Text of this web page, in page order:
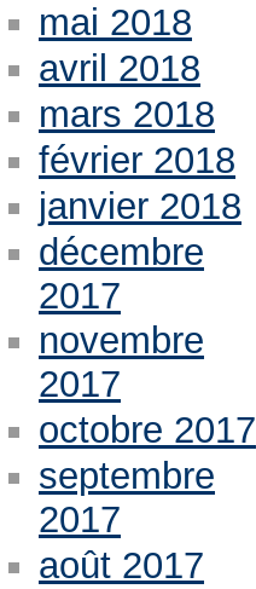
mai 2018
avril 2018
mars 2018
février 2018
janvier 2018
décembre
2017
novembre
2017
octobre 2017
septembre
2017
août 2017